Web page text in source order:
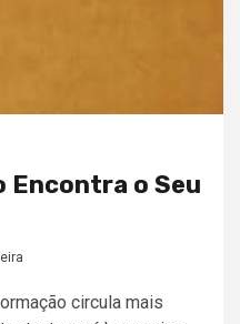
Encontra o Seu
circula mais